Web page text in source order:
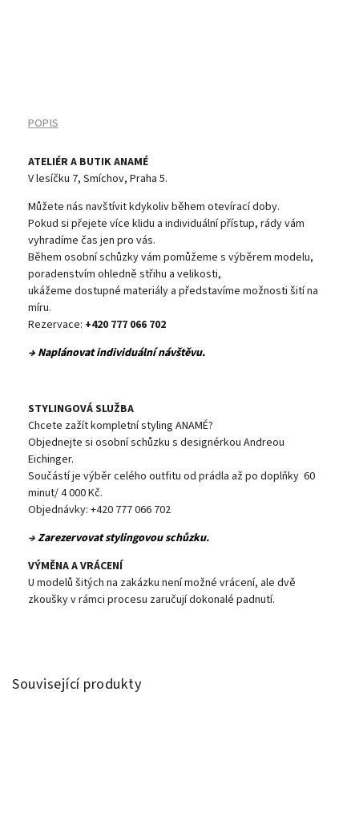
POPIS
ATELIÉR A BUTIK ANAMÉ
V lesíčku 7, Smíchov, Praha 5.
Můžete nás navštívit kdykoliv během otevírací doby.
Pokud si přejete více klidu a individuální přístup, rády vám
vyhradíme čas jen pro vás.
Během osobní schůzky vám pomůžeme s výběrem modelu,
poradenstvím ohledně střihu a velikosti,
ukážeme dostupné materiály a představíme možnosti šití na
míru.
Rezervace: +420 777 066 702
→ Naplánovat individuální návštěvu.
STYLINGOVÁ SLUŽBA
Chcete zažít kompletní styling ANAMÉ?
Objednejte si osobní schůzku s designérkou Andreou
Eichinger.
Součástí je výběr celého outfitu od prádla až po doplňky 60
minut/ 4 000 Kč.
Objednávky: +420 777 066 702
→Zarezervovat stylingovou schůzku.
VÝMĚNA A VRÁCENÍ
U modelů šitých na zakázku není možné vrácení, ale dvě
zkoušky v rámci procesu zaručují dokonalé padnutí.
Související produkty